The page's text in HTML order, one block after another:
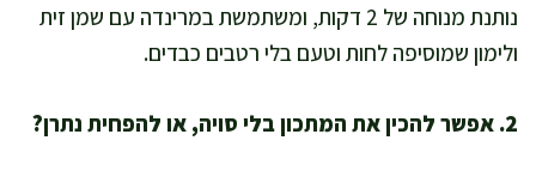
נותנת מנוחה של 2 דקות, ומשתמשת במרינדה עם שמן זית
ולימון שמוסיפה לחות וטעם בלי רטבים כבדים.
2. אפשר להכין את המתכון בלי סויה, או להפחית נתרן?